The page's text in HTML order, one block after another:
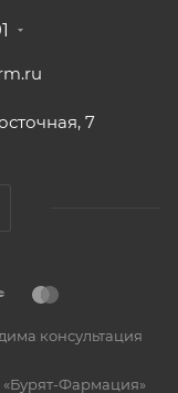
7
консультация
«Бурят-Фармация»